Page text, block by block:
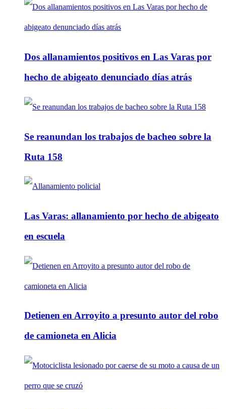
Dos allanamientos positivos en Las Varas por
hecho de abigeato denunciado días atrás
Se reanundan los trabajos de bacheo sobre la
Ruta 158
Las Varas: allanamiento por hecho de abigeato
en escuela
Detienen en Arroyito a presunto autor del robo
de camioneta en Alicia